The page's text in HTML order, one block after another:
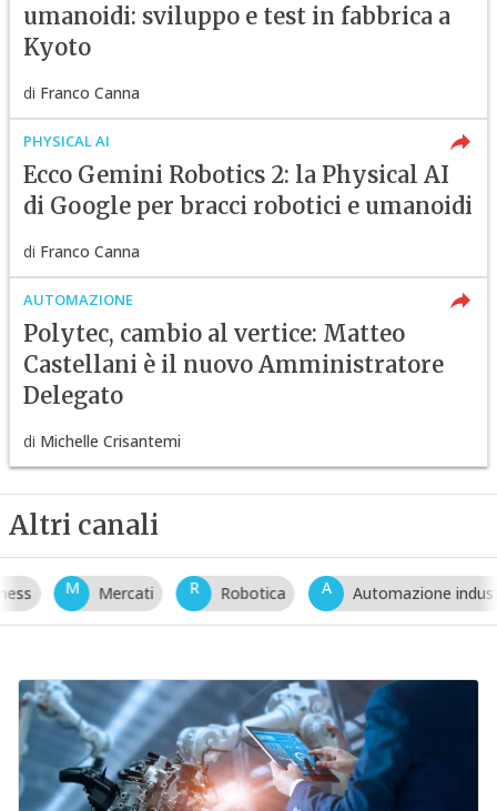
umanoidi: sviluppo e test in fabbrica a
Kyoto
di Franco Canna
PHYSICAL AI
Ecco Gemini Robotics 2: la Physical AI
di Google per bracci robotici e umanoidi
di Franco Canna
AUTOMAZIONE
Polytec, cambio al vertice: Matteo
Castellani è il nuovo Amministratore
Delegato
di Michelle Crisantemi
Altri canali
M Mercati R Robotica A Automazione industriale